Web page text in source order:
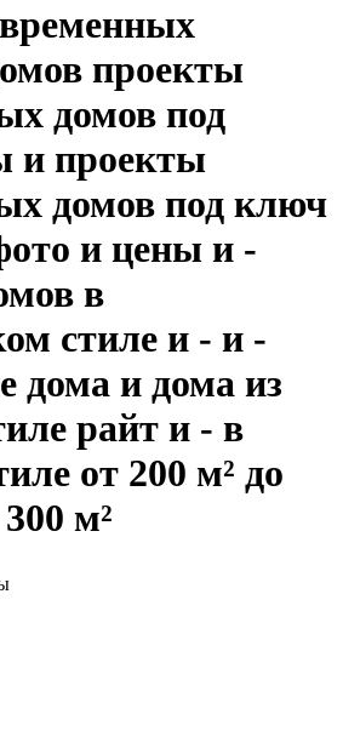
проекты
домов под
и проекты
домов под ключ
и цены и -
в
стиле и - и -
дома и дома из
райт и - в
от 200 м² до
м²